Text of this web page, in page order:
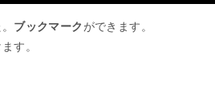
ブックマーク ができます。
す。